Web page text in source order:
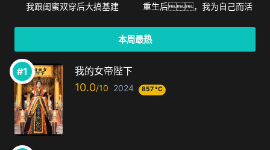
我跟闺蜜双穿后大搞基建 重生后，我为自己而活
本周最热
我的女帝陛下
10.0 2024 857 °C